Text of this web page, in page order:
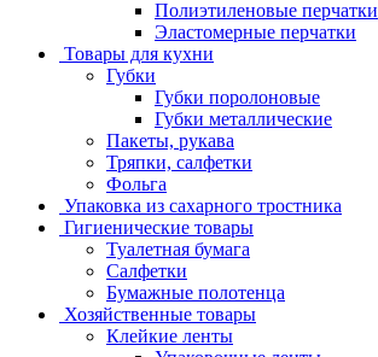
Полиэтиленовые перчатки
Эластомерные перчатки
Товары для кухни
Губки
Губки поролоновые
Губки металлические
Пакеты, рукава
Тряпки, салфетки
Фольга
Упаковка из сахарного тростника
Гигиенические товары
Туалетная бумага
Салфетки
Бумажные полотенца
Хозяйственные товары
Клейкие ленты